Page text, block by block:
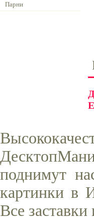
Парни
поднимут
картинки в
Все